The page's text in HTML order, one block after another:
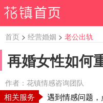
首页 > 经营婚姻 > 老公出轨
再婚女性如何
作者：花镇情感咨询团队
相关服务 遇到情感问题